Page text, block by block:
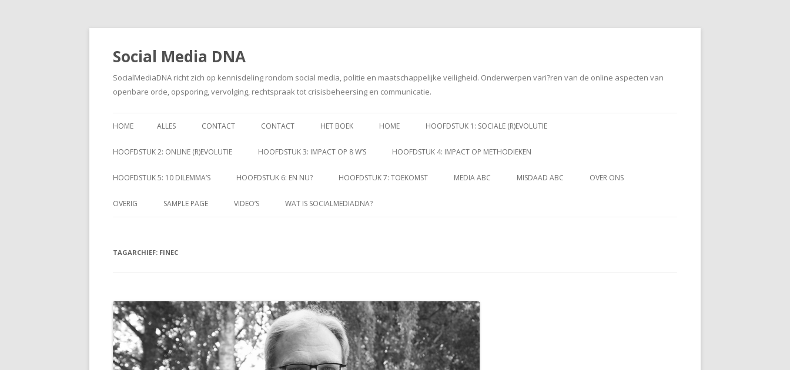
Social Media DNA
SocialMediaDNA richt zich op kennisdeling rondom social media, politie en maatschappelijke veiligheid. Onderwerpen vari?ren van de online aspecten van
openbare orde, opsporing, vervolging, rechtspraak tot crisisbeheersing en communicatie.
naar
HOME ALLES CONTACT CONTACT HET BOEK HOME HOOFDSTUK 1: SOCIALE (R)EVOLUTIE
HOOFDSTUK 2: ONLINE (R)EVOLUTIE HOOFDSTUK 3: IMPACT OP 8 W’S HOOFDSTUK 4: IMPACT OP METHODIEKEN
HOOFDSTUK 5: 10 DILEMMA’S HOOFDSTUK 6: EN NU? HOOFDSTUK 7: TOEKOMST MEDIA ABC MISDAAD ABC OVER ONS
OVERIG SAMPLE PAGE VIDEO’S WAT IS SOCIALMEDIADNA?
TAGARCHIEF: FINEC